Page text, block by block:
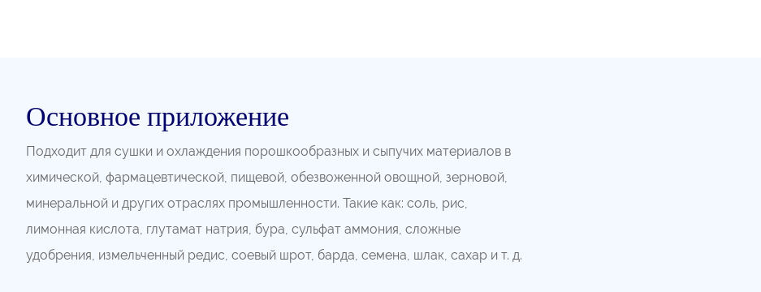
Основное приложение
Подходит для сушки и охлаждения порошкообразных и сыпучих материалов в
химической, фармацевтической, пищевой, обезвоженной овощной, зерновой,
минеральной и других отраслях промышленности. Такие как: соль, рис,
лимонная кислота, глутамат натрия, бура, сульфат аммония, сложные
удобрения, измельченный редис, соевый шрот, барда, семена, шлак, сахар и т. д.